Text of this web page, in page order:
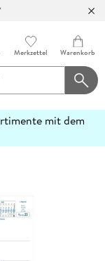
Merkzettel Warenkorb
mit dem